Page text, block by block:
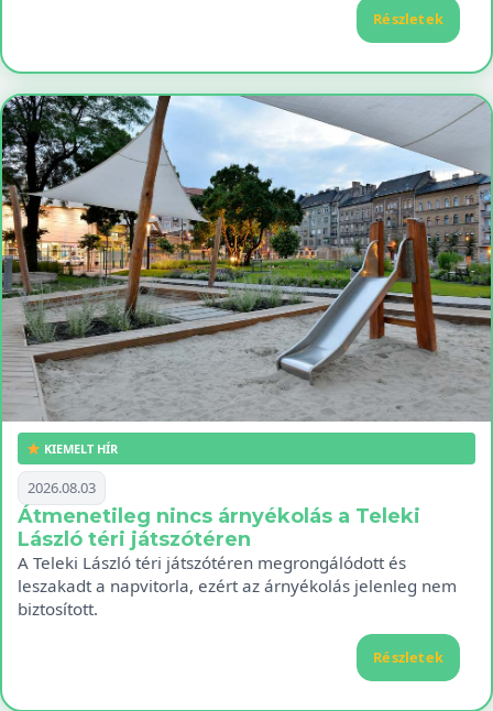
Részletek
KIEMELT HÍR
2026.08.03
Átmenetileg nincs árnyékolás a Teleki
László téri játszótéren
A Teleki László téri játszótéren megrongálódott és
leszakadt a napvitorla, ezért az árnyékolás jelenleg nem
biztosított.
Részletek